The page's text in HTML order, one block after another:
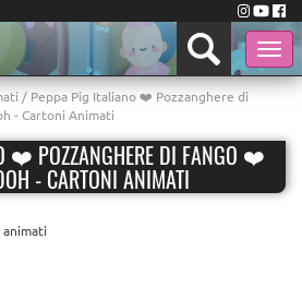
Toggle
/ Peppa Pig Italiano ❤️ Pozzanghere di
- Cartoni Animati
❤️ POZZANGHERE DI FANGO ❤️
- CARTONI ANIMATI